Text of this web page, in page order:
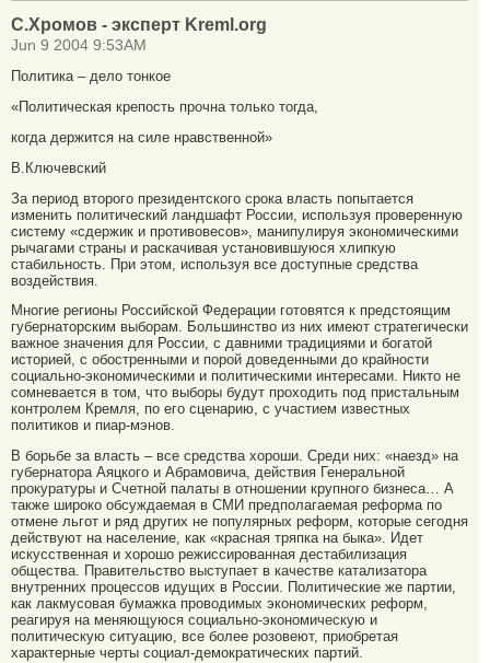
С.Хромов - эксперт Kreml.org
Jun 9 2004 9:53AM
Политика – дело тонкое
«Политическая крепость прочна только тогда,
когда держится на силе нравственной»
В.Ключевский
За период второго президентского срока власть попытается
изменить политический ландшафт России, используя проверенную
систему «сдержик и противовесов», манипулируя экономическими
рычагами страны и раскачивая установившуюся хлипкую
стабильность. При этом, используя все доступные средства
воздействия.
Многие регионы Российской Федерации готовятся к предстоящим
губернаторским выборам. Большинство из них имеют стратегически
важное значения для России, с давними традициями и богатой
историей, с обостренными и порой доведенными до крайности
социально-экономическими и политическими интересами. Никто не
сомневается в том, что выборы будут проходить под пристальным
контролем Кремля, по его сценарию, с участием известных
политиков и пиар-мэнов.
В борьбе за власть – все средства хороши. Среди них: «наезд» на
губернатора Аяцкого и Абрамовича, действия Генеральной
прокуратуры и Счетной палаты в отношении крупного бизнеса… А
также широко обсуждаемая в СМИ предполагаемая реформа по
отмене льгот и ряд других не популярных реформ, которые сегодня
действуют на население, как «красная тряпка на быка». Идет
искусственная и хорошо режиссированная дестабилизация
общества. Правительство выступает в качестве катализатора
внутренних процессов идущих в России. Политические же партии,
как лакмусовая бумажка проводимых экономических реформ,
реагируя на меняющуюся социально-экономическую и
политическую ситуацию, все более розовеют, приобретая
характерные черты социал-демократических партий.